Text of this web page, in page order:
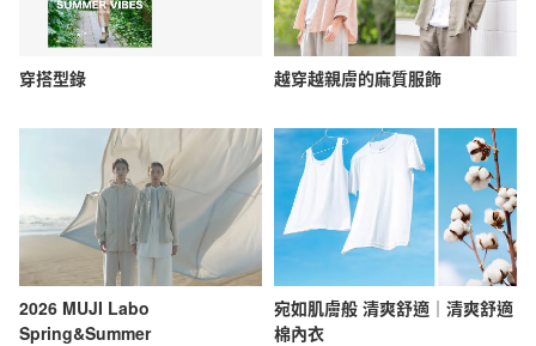
穿搭型錄 越穿越親膚的麻質服飾
2026 MUJI Labo
Spring&Summer
宛如肌膚般 清爽舒適｜清爽舒適
棉內衣